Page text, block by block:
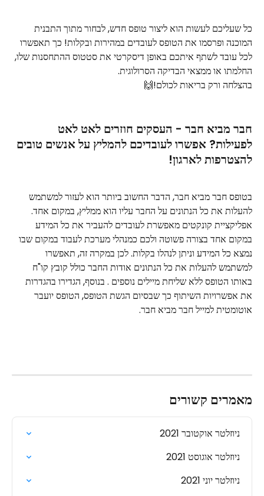
כל שעליכם לעשות הוא ליצור טופס חדש, לבחור מתוך התבנית
המוכנה ופרסמו את הטופס לעובדים במהירות ובקלות! כך תאפשרו
לכל עובד לשתף איתכם באופן דיסקרטי את סטטוס ההתחסנות שלו,
החלמתו או ממצאי הבדיקה הסרולוגית.
בהצלחה ורק בריאות לכולם!🙌
חבר מביא חבר - העסקים חוזרים לאט לאט
לפעילות? אפשרו לעובדיכם להמליץ על אנשים טובים
להצטרפות לארגון!
בטופס חבר מביא חבר, הדבר החשוב ביותר הוא לעזור למשתמש
להעלות את כל הנתונים על החבר עליו הוא ממליץ, במקום אחד.
אפליקציית קונקטים מאפשרת לעובדים להעביר את כל המידע
במקום אחד בצורה פשוטה ולכם כמנהלי מערכת לעבוד במקום שבו
נמצא כל המידע וניתן לנהלו בקלות. לכן במקרה זה, תאפשרו
למשתמש להעלות את כל הנתונים אודות החבר כולל קובץ קו"ח
באותו הטופס ללא שליחת מיילים נוספים . בנוסף, הגדירו בהגדרות
את אפשרויות השיתוף כך שבסיום הגשת הטופס, הטופס יועבר
אוטומטית למייל חבר מביא חבר.
מאמרים קשורים
ניוזלטר אוקטובר 2021
ניוזלטר אוגוסט 2021
ניוזלטר יוני 2021